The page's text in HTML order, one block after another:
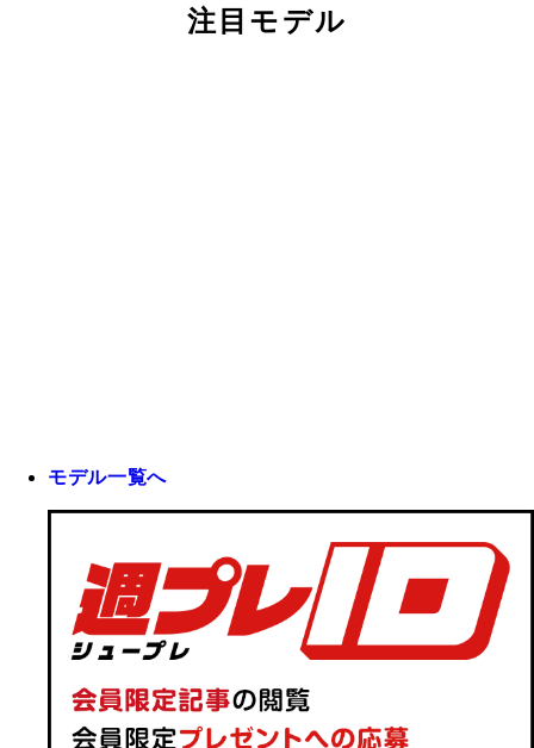
注目モデル
モデル一覧へ